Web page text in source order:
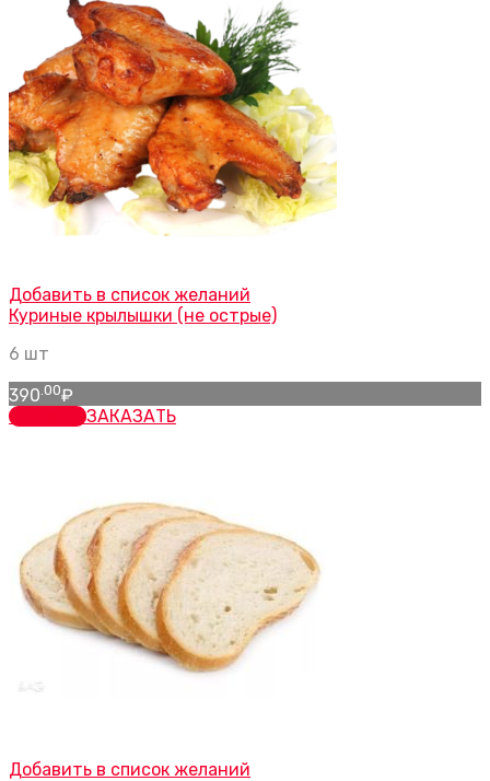
Добавить в список желаний
Куриные крылышки (не острые)
6 шт
390 .00₽
заказатьЗАКАЗАТЬ
Добавить в список желаний